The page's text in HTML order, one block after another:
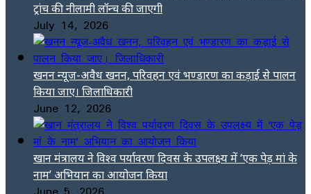
ट्रांच की नीलामी लॉन्च की जाएगी
July 14, 2026
खनन न्यूज-अवैध खनन, परिवहन एवं भण्डारण का कड़ाई से पालन
किया जाए। जिलाधिकारी
June 12, 2026
खान मंत्रालय ने विश्व पर्यावरण दिवस के उपलक्ष्य में ‘एक पेड़ मां के
नाम’ अभियान का आयोजन किया